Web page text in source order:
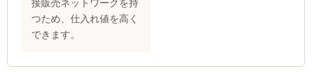
接販売ネットワークを持
つため、仕入れ値を高く
できます。